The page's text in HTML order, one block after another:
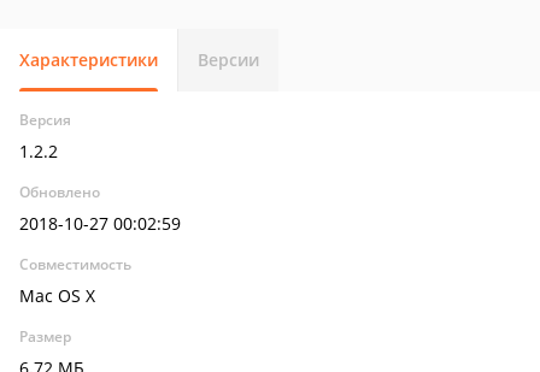
Характеристики Версии
Версия
1.2.2
Обновлено
2018-10-27 00:02:59
Совместимость
Mac OS X
Размер